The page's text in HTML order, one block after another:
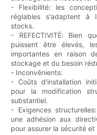
- Flexibilité: les
réglables s'adaptent à
stocks.
- REFECTIVITÉ: Bien
puissent être élevés,
importantes en raison
stockage et du besoin
- Inconvénients:
- Coûts d'installation
pour la modification
substantiel.
- Exigences
une adhésion aux
pour assurer la sécurité et